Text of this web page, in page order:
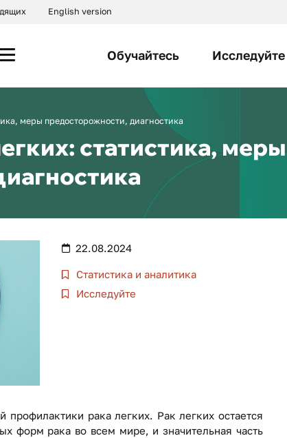
English version
Обучайтесь Исследуйте
меры предосторожности, диагностика
статистика, меры
22.08.2024
Статистика и аналитика
Исследуйте
рака легких. Рак легких остается
форм рака во всем мире, и значительная часть